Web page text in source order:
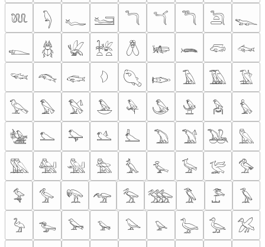
𓆚
𓆐 𓆑 𓆒 𓆓 𓆔 𓆕 𓆖
𓆊
𓆍
𓆣 𓆤 𓆥 𓆦 𓆧 𓆨 𓆛
𓆜
𓆝
𓆞 𓆟 𓆠 𓆡 𓆢 𓄿 𓅀
𓅁
𓅂
𓅃 𓅄 𓅅 𓅆 𓅇 𓅈 𓅉
𓅊
𓅋
𓅌 𓅍 𓅎 𓅏 𓅐 𓅑 𓅒
𓅓
𓅔
𓅕 𓅖 𓅗 𓅘 𓅙 𓅚 𓅛
𓅜
𓅝
𓅞 𓅟 𓅠 𓅡 𓅢 𓅣 𓅤
𓅥
𓅦
𓅧 𓅨 𓅩 𓅪 𓅫 𓅬 𓅭 𓅮